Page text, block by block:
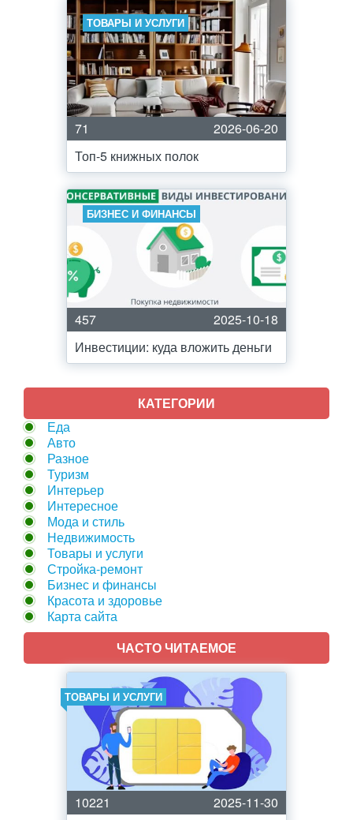
ТОВАРЫ И УСЛУГИ
71
2026-06-20
Топ-5 книжных полок
БИЗНЕС И ФИНАНСЫ
457
2025-10-18
Инвестиции: куда вложить деньги
КАТЕГОРИИ
Еда
Авто
Разное
Туризм
Интерьер
Интересное
Мода и стиль
Недвижимость
Товары и услуги
Стройка-ремонт
Бизнес и финансы
Красота и здоровье
Карта сайта
ЧАСТО ЧИТАЕМОЕ
ТОВАРЫ И УСЛУГИ
10221
2025-11-30